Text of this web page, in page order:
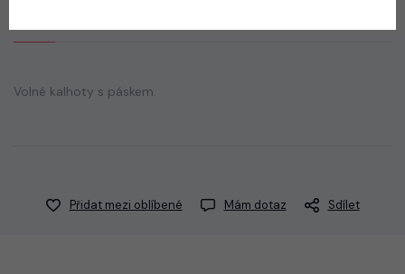
Volné kalhoty s páskem.
Přidat mezi oblíbené Mám dotaz Sdílet